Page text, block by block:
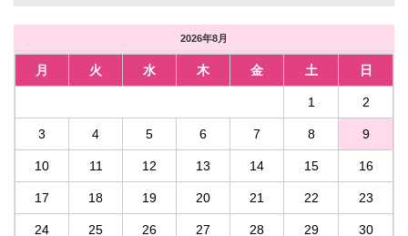
2026年8月
月 火 水 木 金 土 日
1 2
3 4 5 6 7 8 9
10 11 12 13 14 15 16
17 18 19 20 21 22 23
24 25 26 27 28 29 30